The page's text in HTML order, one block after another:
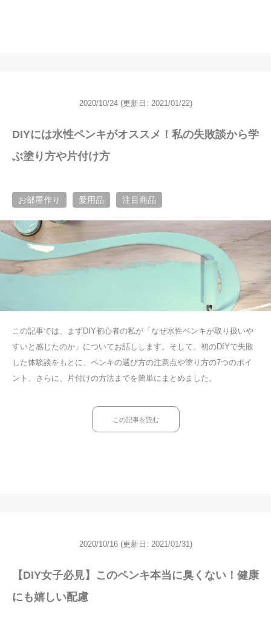
2020/10/24 (更新日: 2021/01/22)
DIYには水性ペンキがオススメ！私の失敗談から学
ぶ塗り方や片付け方
お部屋作り 愛用品 注目商品
この記事では、まずDIY初心者の私が「なぜ水性ペンキが取り扱いや
すいと感じたのか」についてお話しします。そして、初のDIYで失敗
した体験談をもとに、ペンキの選び方の注意点や塗り方の7つのポイ
ント、さらに、片付けの方法までを簡単にまとめました。
この記事を読む
2020/10/16 (更新日: 2021/01/31)
【DIY女子必見】このペンキ本当に臭くない！健康
にも嬉しい配慮